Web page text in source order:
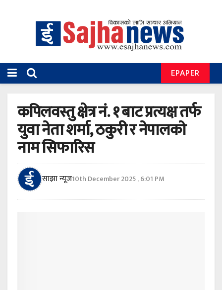
EPAPER
कपिलवस्तु क्षेत्र नं. १ बाट प्रत्यक्ष तर्फ
युवा नेता शर्मा, ठकुरी र नेपालकाे
नाम सिफारिस
साझा न्यूज10th December 2025 , 6:01 PM